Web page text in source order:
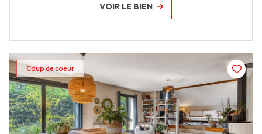
VOIR LE BIEN
Coup de coeur